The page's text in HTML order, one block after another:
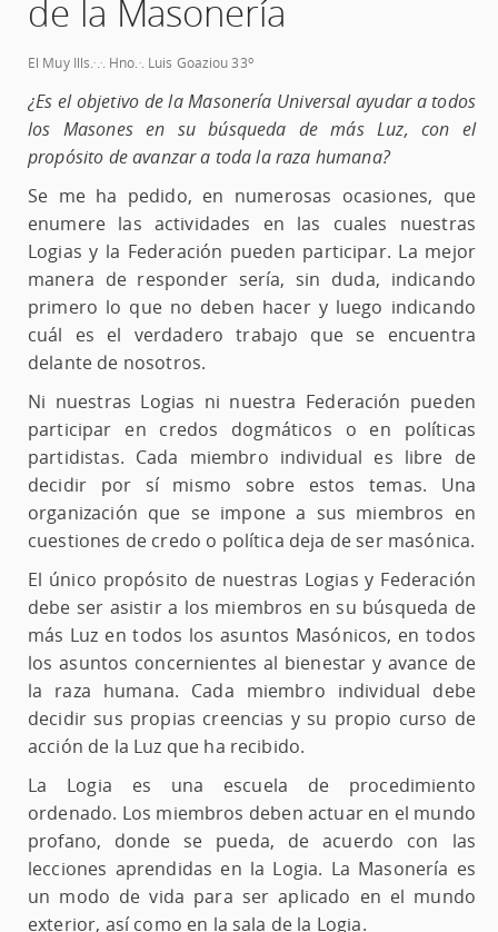
de la Masonería
El Muy Ills. .. Hno. . Luis Goaziou 33o
¿Es el objetivo de la Masonería Universal ayudar a todos
los Masones en su búsqueda de más Luz, con el
propósito de avanzar a toda la raza humana?
Se me ha pedido, en numerosas ocasiones, que
enumere las actividades en las cuales nuestras
Logias y la Federación pueden participar. La mejor
manera de responder sería, sin duda, indicando
primero lo que no deben hacer y luego indicando
cuál es el verdadero trabajo que se encuentra
delante de nosotros.
Ni nuestras Logias ni nuestra Federación pueden
participar en credos dogmáticos o en políticas
partidistas. Cada miembro individual es libre de
decidir por sí mismo sobre estos temas. Una
organización que se impone a sus miembros en
cuestiones de credo o política deja de ser masónica.
El único propósito de nuestras Logias y Federación
debe ser asistir a los miembros en su búsqueda de
más Luz en todos los asuntos Masónicos, en todos
los asuntos concernientes al bienestar y avance de
la raza humana. Cada miembro individual debe
decidir sus propias creencias y su propio curso de
acción de la Luz que ha recibido.
La Logia es una escuela de procedimiento
ordenado. Los miembros deben actuar en el mundo
profano, donde se pueda, de acuerdo con las
lecciones aprendidas en la Logia. La Masonería es
un modo de vida para ser aplicado en el mundo
exterior, así como en la sala de la Logia.